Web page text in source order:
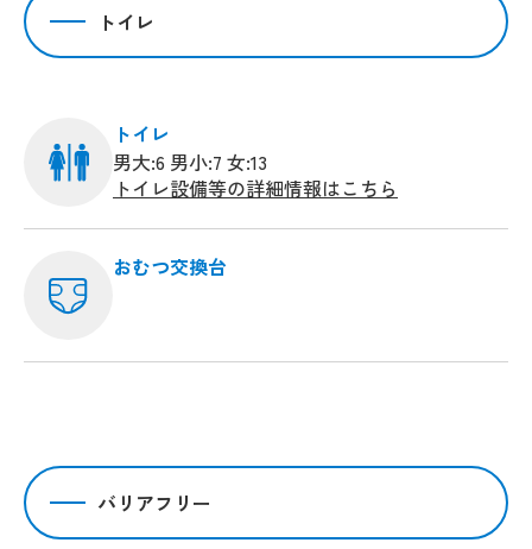
トイレ
トイレ
男大:6 男小:7 女:13
トイレ設備等の詳細情報はこちら
おむつ交換台
バリアフリー